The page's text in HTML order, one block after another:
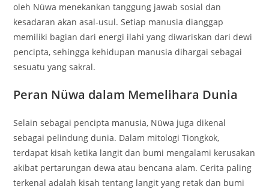
oleh Nüwa menekankan tanggung jawab sosial dan
kesadaran akan asal-usul. Setiap manusia dianggap
memiliki bagian dari energi ilahi yang diwariskan dari dewi
pencipta, sehingga kehidupan manusia dihargai sebagai
sesuatu yang sakral.
Peran Nüwa dalam Memelihara Dunia
Selain sebagai pencipta manusia, Nüwa juga dikenal
sebagai pelindung dunia. Dalam mitologi Tiongkok,
terdapat kisah ketika langit dan bumi mengalami kerusakan
akibat pertarungan dewa atau bencana alam. Cerita paling
terkenal adalah kisah tentang langit yang retak dan bumi